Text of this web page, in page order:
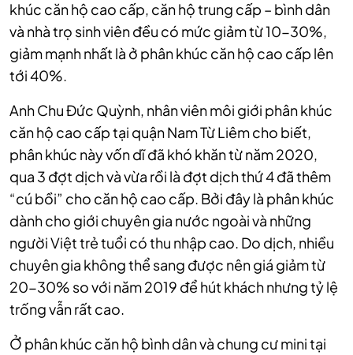
khúc căn hộ cao cấp, căn hộ trung cấp – bình dân
và nhà trọ sinh viên đều có mức giảm từ 10-30%,
giảm mạnh nhất là ở phân khúc căn hộ cao cấp lên
tới 40%.
Anh Chu Đức Quỳnh, nhân viên môi giới phân khúc
căn hộ cao cấp tại quận Nam Từ Liêm cho biết,
phân khúc này vốn dĩ đã khó khăn từ năm 2020,
qua 3 đợt dịch và vừa rồi là đợt dịch thứ 4 đã thêm
“cú bồi” cho căn hộ cao cấp. Bởi đây là phân khúc
dành cho giới chuyên gia nước ngoài và những
người Việt trẻ tuổi có thu nhập cao. Do dịch, nhiều
chuyên gia không thể sang được nên giá giảm từ
20-30% so với năm 2019 để hút khách nhưng tỷ lệ
trống vẫn rất cao.
Ở phân khúc căn hộ bình dân và chung cư mini tại